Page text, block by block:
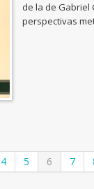
DE LA VIDA
de la de Gabriel
perspectivas
4 5 6 7